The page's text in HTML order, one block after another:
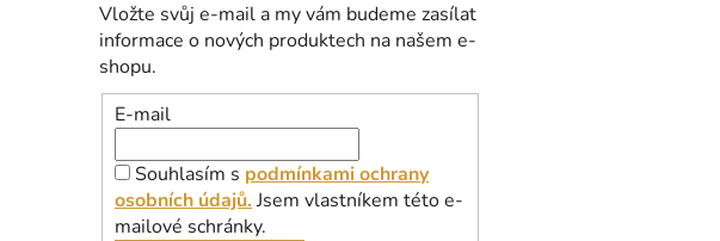
Vložte svůj e-mail a my vám budeme zasílat
informace o nových produktech na našem e-
shopu.
E-mail
Souhlasím s podmínkami ochrany
osobních údajů. Jsem vlastníkem této e-
mailové schránky.